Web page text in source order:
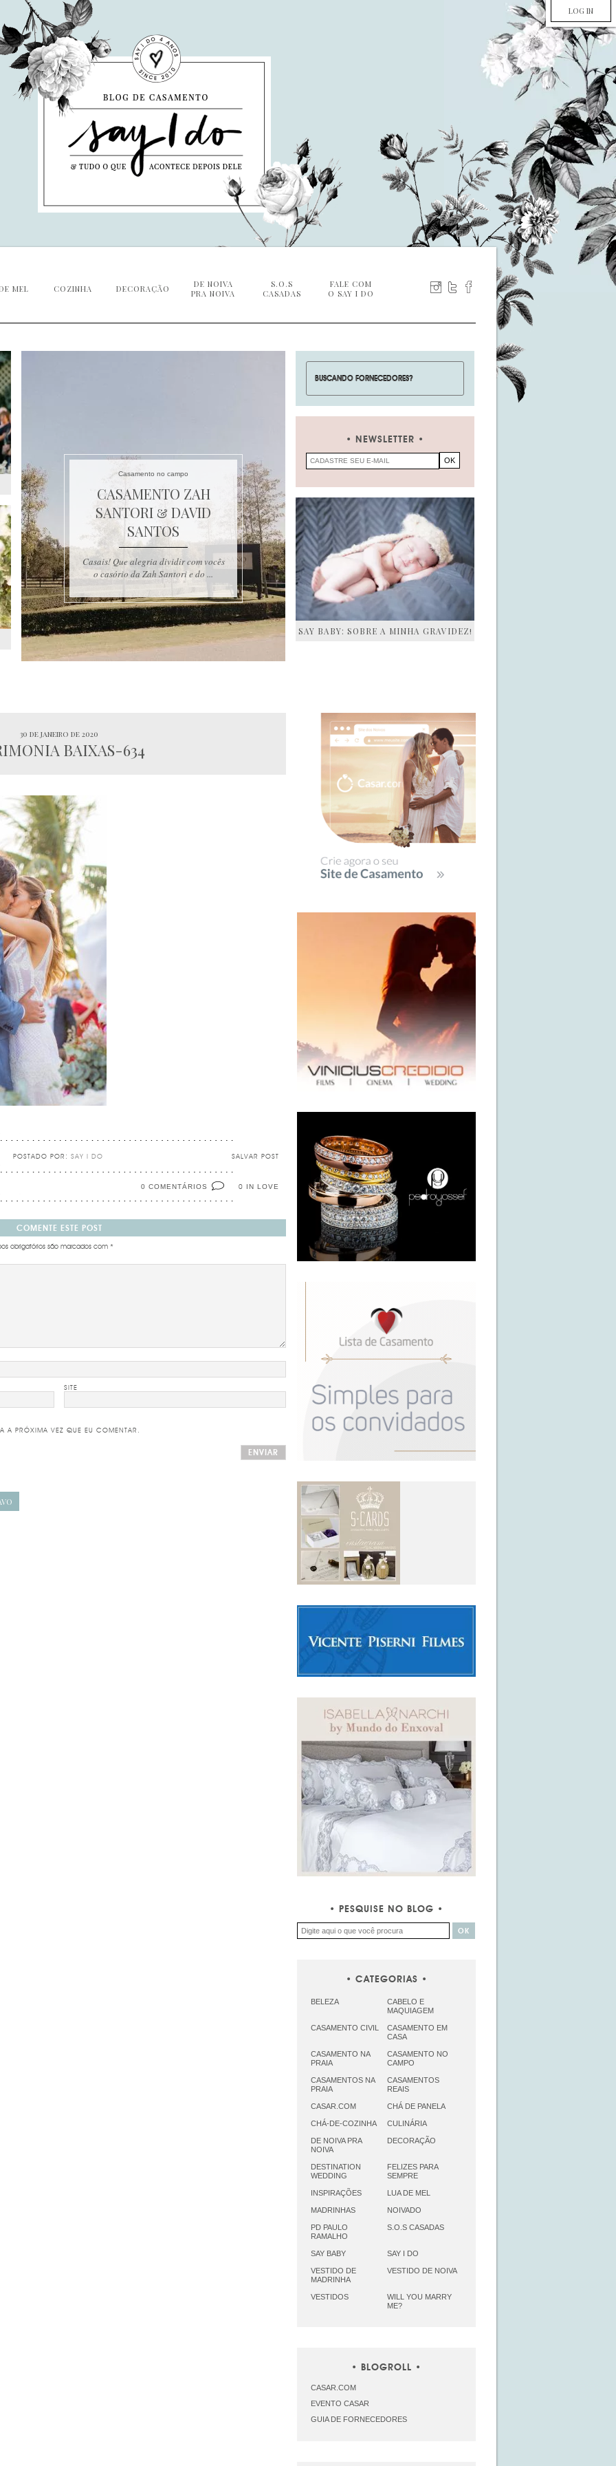
LOG IN
MEL COZINHA DECORAÇÃO
DE NOIVA
PRA NOIVA
S.O.S
CASADAS
FALE COM
O SAY I DO
Casamento no campo
CASAMENTO ZAH
SANTORI & DAVID
SANTOS
Casais! Que alegria dividir com vocês
o casório da Zah Santori e do ...
NEWSLETTER
SAY BABY: SOBRE A MINHA GRAVIDEZ!
30 de janeiro de 2020
BAIXAS-634
SALVAR POST
POSTADO POR: SAY I DO
0 IN LOVE
0 COMENTÁRIOS
COMENTE ESTE POST
obrigatórios são marcados com *
SITE
A PRÓXIMA VEZ QUE EU COMENTAR.
SIDEBAR
PESQUISE NO BLOG
CATEGORIAS
BELEZA
CABELO E
MAQUIAGEM
CASAMENTO CIVIL
CASAMENTO EM
CASA
CASAMENTO NA
PRAIA
CASAMENTO NO
CAMPO
CASAMENTOS NA
PRAIA
CASAMENTOS
REAIS
CASAR.COM CHÁ DE PANELA
CHÁ-DE-COZINHA CULINÁRIA
DE NOIVA PRA
NOIVA
DECORAÇÃO
DESTINATION
WEDDING
FELIZES PARA
SEMPRE
INSPIRAÇÕES LUA DE MEL
MADRINHAS NOIVADO
PD PAULO
RAMALHO
S.O.S CASADAS
SAY BABY SAY I DO
VESTIDO DE
MADRINHA
VESTIDO DE NOIVA
VESTIDOS
WILL YOU MARRY
ME?
BLOGROLL
CASAR.COM
EVENTO CASAR
GUIA DE FORNECEDORES